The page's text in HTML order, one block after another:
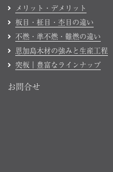
メリット・デメリット
板目・柾目・杢目の違い
不燃・準不燃・難燃の違い
恩加島木材の強みと生産工程
突板｜豊富なラインナップ
お問合せ